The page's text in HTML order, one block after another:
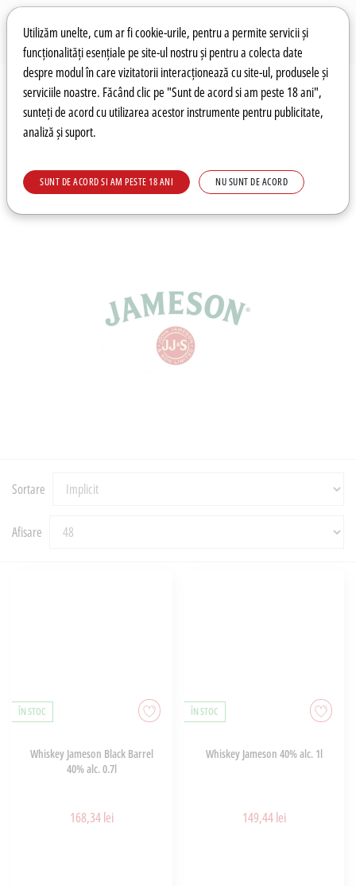
Preferințe pentru cookie-uri
Utilizăm unelte, cum ar fi cookie-urile, pentru a permite servicii și
funcționalități esențiale pe site-ul nostru și pentru a colecta date
despre modul în care vizitatorii interacționează cu site-ul, produsele și
serviciile noastre. Făcând clic pe "Sunt de acord si am peste 18 ani",
sunteți de acord cu utilizarea acestor instrumente pentru publicitate,
analiză și suport.
SUNT DE ACORD SI AM PESTE 18 ANI NU SUNT DE ACORD
Wishlist Autentificare
LISTA PRODUCATORI Jameson
Sortare
Afisare
ÎN STOC
Whiskey Jameson Black Barrel
40% alc. 0.7l
168,34 lei
ÎN STOC
Whiskey Jameson 40% alc. 1l
149,44 lei